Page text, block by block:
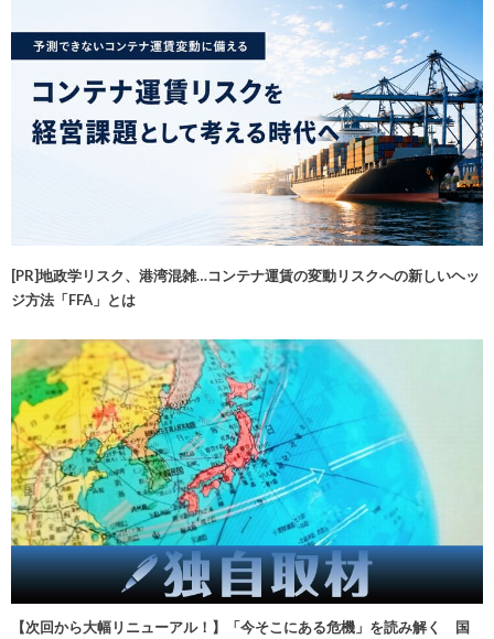
[PR]地政学リスク、港湾混雑…コンテナ運賃の変動リスクへの新しいヘッ
ジ方法「FFA」とは
【次回から大幅リニューアル！】「今そこにある危機」を読み解く 国